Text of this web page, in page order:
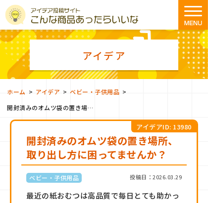
アイデア
ホーム > アイデア > ベビー・子供用品 >
開封済みのオムツ袋の置き場所、取り出し方に困ってませんか？
開封済みのオムツ袋の置き場所、
取り出し方に困ってませんか？
アイデアID: 13980
ベビー・子供用品 投稿日：2026.03.29
最近の紙おむつは高品質で毎日とても助かっ